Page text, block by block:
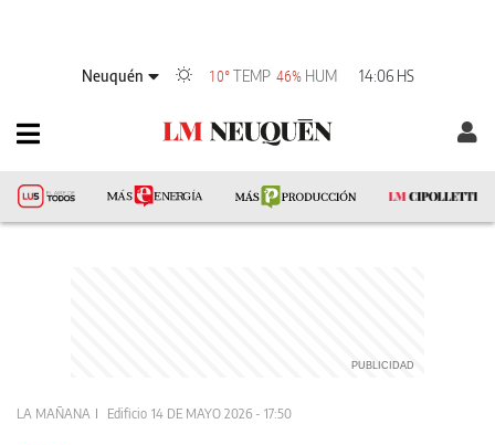
Neuquén 10° TEMP 46% HUM 14:06 HS
LA MAÑANA Edificio 14 DE MAYO 2026 - 17:50